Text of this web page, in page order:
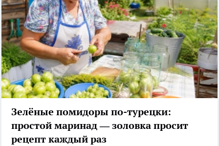
Зелёные помидоры по-турецки:
простой маринад — золовка просит
рецепт каждый раз